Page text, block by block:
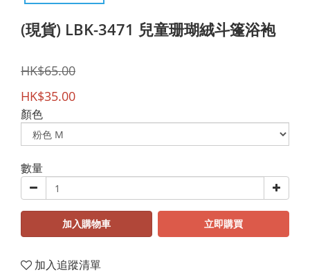
(現貨) LBK-3471 兒童珊瑚絨斗篷浴袍
HK$65.00
HK$35.00
顏色
數量
加入購物車 立即購買
加入追蹤清單